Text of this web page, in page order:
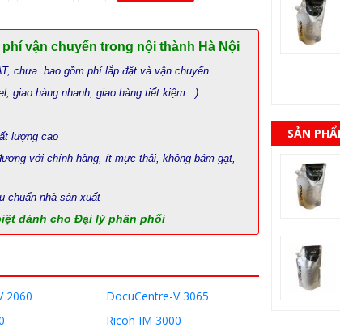
vận chuyển trong nội thành Hà Nội
chưa bao gồm phí lắp đặt và vận chuyển
giao hàng nhanh, giao hàng tiết kiệm...)
lượng cao
với chính hãng, ít mực thải, không bám gạt,
chuẩn nhà sản xuất
dành cho Đại lý phân phối
2060
DocuCentre-V 3065
Ricoh IM 3000
SẢN